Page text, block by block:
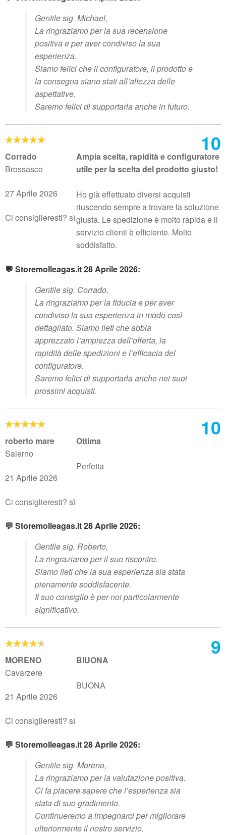
Gentile sig. Michael,
La ringraziamo per la sua recensione
positiva e per aver condiviso la sua
esperienza.
Siamo felici che il configuratore, il prodotto e
la consegna siano stati all’altezza delle
aspettative.
Saremo felici di supportarla anche in futuro.
10
Corrado
Brossasco
27 Aprile 2026
Ci consiglieresti? sì
Ampia scelta, rapidità e configuratore
utile per la scelta del prodotto giusto!
Ho già effettuato diversi acquisti
riuscendo sempre a trovare la soluzione
giusta. Le spedizione è molto rapida e il
servizio clienti è efficiente. Molto
soddisfatto.
💬 Storemolleagas.it 28 Aprile 2026:
Gentile sig. Corrado,
La ringraziamo per la fiducia e per aver
condiviso la sua esperienza in modo così
dettagliato. Siamo lieti che abbia
apprezzato l’ampiezza dell’offerta, la
rapidità delle spedizioni e l’efficacia del
configuratore.
Saremo felici di supportarla anche nei suoi
prossimi acquisti.
10
roberto mare
Salerno
21 Aprile 2026
Ci consiglieresti? sì
Ottima
Perfetta
💬 Storemolleagas.it 28 Aprile 2026:
Gentile sig. Roberto,
La ringraziamo per il suo riscontro.
Siamo lieti che la sua esperienza sia stata
pienamente soddisfacente.
Il suo consiglio è per noi particolarmente
significativo.
9
MORENO
Cavarzere
21 Aprile 2026
Ci consiglieresti? sì
BIUONA
BUONA
💬 Storemolleagas.it 28 Aprile 2026:
Gentile sig. Moreno,
La ringraziamo per la valutazione positiva.
Ci fa piacere sapere che l’esperienza sia
stata di suo gradimento.
Continueremo a impegnarci per migliorare
ulteriormente il nostro servizio.